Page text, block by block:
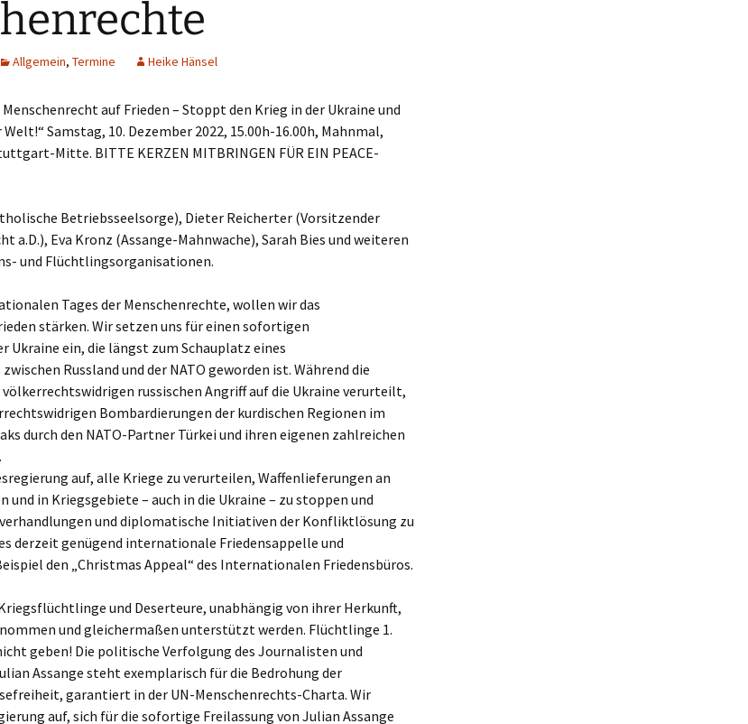
Allgemein, Termine Heike Hänsel
Menschenrecht auf Frieden – Stoppt den Krieg in der Ukraine und
Samstag, 10. Dezember 2022, 15.00h-16.00h, Mahnmal,
Mitte. BITTE KERZEN MITBRINGEN FÜR EIN PEACE-
Betriebsseelsorge), Dieter Reicherter (Vorsitzender
a.D.), Eva Kronz (Assange-Mahnwache), Sarah Bies und weiteren
und Flüchtlingsorganisationen.
Tages der Menschenrechte, wollen wir das
stärken. Wir setzen uns für einen sofortigen
Ukraine ein, die längst zum Schauplatz eines
Russland und der NATO geworden ist. Während die
völkerrechtswidrigen russischen Angriff auf die Ukraine verurteilt,
Bombardierungen der kurdischen Regionen im
durch den NATO-Partner Türkei und ihren eigenen zahlreichen
auf, alle Kriege zu verurteilen, Waffenlieferungen an
und in Kriegsgebiete – auch in die Ukraine – zu stoppen und
und diplomatische Initiativen der Konfliktlösung zu
derzeit genügend internationale Friedensappelle und
den „Christmas Appeal“ des Internationalen Friedensbüros.
und Deserteure, unabhängig von ihrer Herkunft,
und gleichermaßen unterstützt werden. Flüchtlinge 1.
geben! Die politische Verfolgung des Journalisten und
Assange steht exemplarisch für die Bedrohung der
garantiert in der UN-Menschenrechts-Charta. Wir
auf, sich für die sofortige Freilassung von Julian Assange